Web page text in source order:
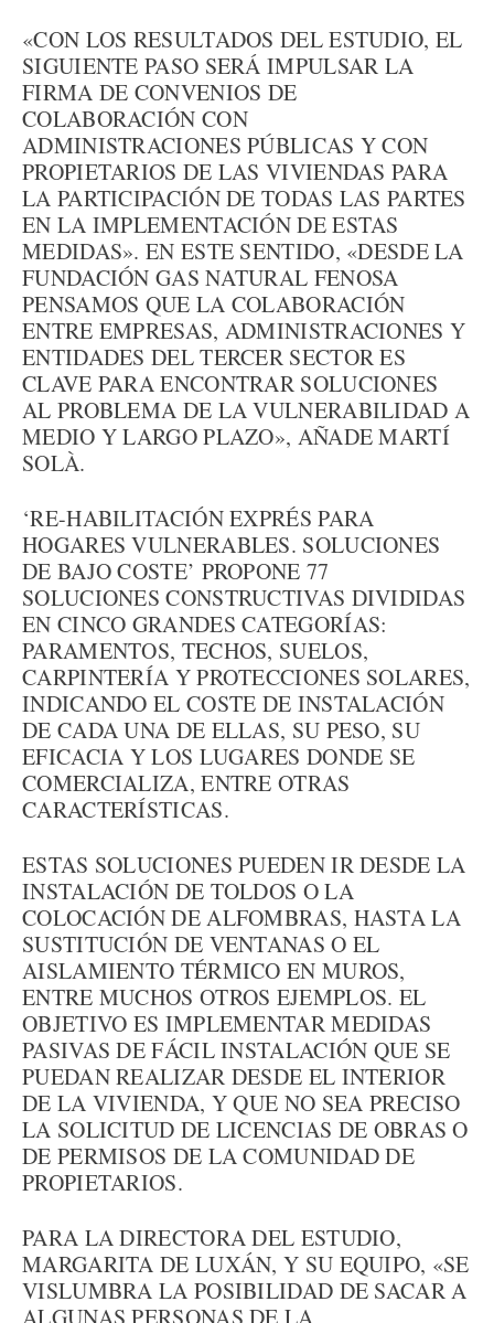
«CON LOS RESULTADOS DEL ESTUDIO, EL
SIGUIENTE PASO SERÁ IMPULSAR LA
FIRMA DE CONVENIOS DE
COLABORACIÓN CON
ADMINISTRACIONES PÚBLICAS Y CON
PROPIETARIOS DE LAS VIVIENDAS PARA
LA PARTICIPACIÓN DE TODAS LAS PARTES
EN LA IMPLEMENTACIÓN DE ESTAS
MEDIDAS». EN ESTE SENTIDO, «DESDE LA
FUNDACIÓN GAS NATURAL FENOSA
PENSAMOS QUE LA COLABORACIÓN
ENTRE EMPRESAS, ADMINISTRACIONES Y
ENTIDADES DEL TERCER SECTOR ES
CLAVE PARA ENCONTRAR SOLUCIONES
AL PROBLEMA DE LA VULNERABILIDAD A
MEDIO Y LARGO PLAZO», AÑADE MARTÍ
SOLÀ.
‘RE-HABILITACIÓN EXPRÉS PARA
HOGARES VULNERABLES. SOLUCIONES
DE BAJO COSTE’ PROPONE 77
SOLUCIONES CONSTRUCTIVAS DIVIDIDAS
EN CINCO GRANDES CATEGORÍAS:
PARAMENTOS, TECHOS, SUELOS,
CARPINTERÍA Y PROTECCIONES SOLARES,
INDICANDO EL COSTE DE INSTALACIÓN
DE CADA UNA DE ELLAS, SU PESO, SU
EFICACIA Y LOS LUGARES DONDE SE
COMERCIALIZA, ENTRE OTRAS
CARACTERÍSTICAS.
ESTAS SOLUCIONES PUEDEN IR DESDE LA
INSTALACIÓN DE TOLDOS O LA
COLOCACIÓN DE ALFOMBRAS, HASTA LA
SUSTITUCIÓN DE VENTANAS O EL
AISLAMIENTO TÉRMICO EN MUROS,
ENTRE MUCHOS OTROS EJEMPLOS. EL
OBJETIVO ES IMPLEMENTAR MEDIDAS
PASIVAS DE FÁCIL INSTALACIÓN QUE SE
PUEDAN REALIZAR DESDE EL INTERIOR
DE LA VIVIENDA, Y QUE NO SEA PRECISO
LA SOLICITUD DE LICENCIAS DE OBRAS O
DE PERMISOS DE LA COMUNIDAD DE
PROPIETARIOS.
PARA LA DIRECTORA DEL ESTUDIO,
MARGARITA DE LUXÁN, Y SU EQUIPO, «SE
VISLUMBRA LA POSIBILIDAD DE SACAR A
ALGUNAS PERSONAS DE LA